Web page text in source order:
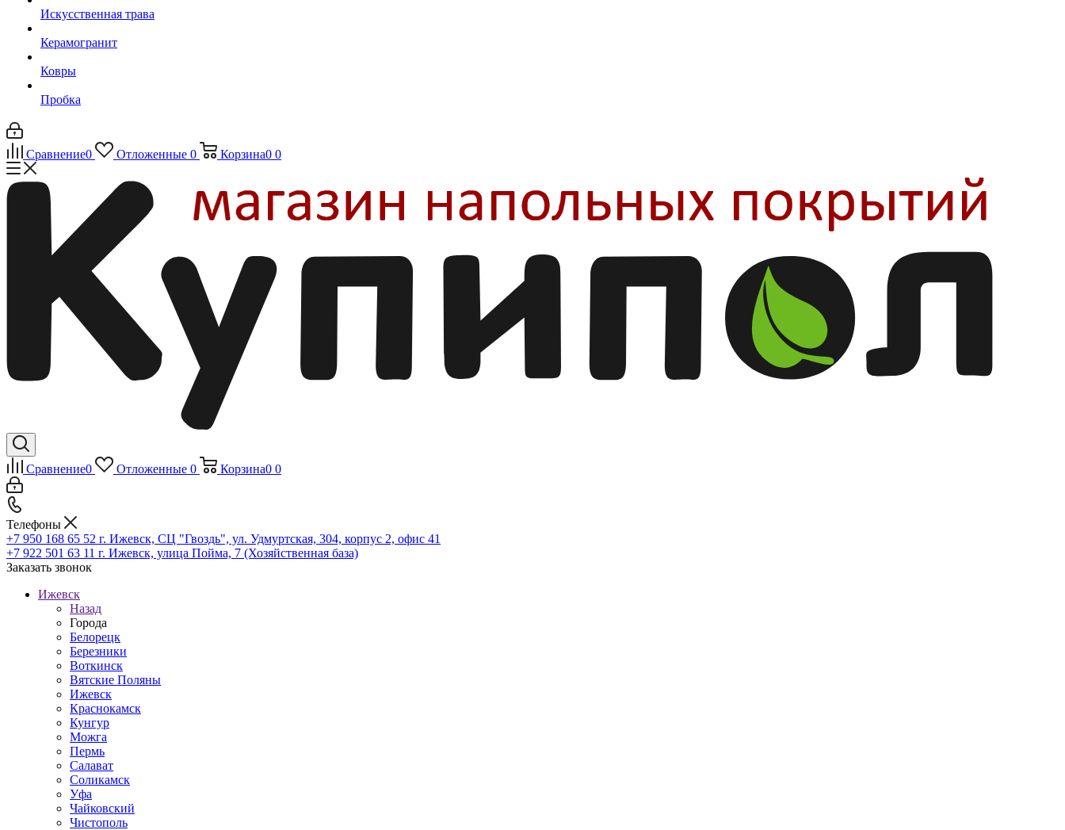
Искусственная трава
Керамогранит
Ковры
Пробка
Сравнение0 Отложенные 0 Корзина0 0
Сравнение0 Отложенные 0 Корзина0 0
Телефоны
+7 950 168 65 52 г. Ижевск, СЦ "Гвоздь", ул. Удмуртская, 304, корпус 2, офис 41
+7 922 501 63 11 г. Ижевск, улица Пойма, 7 (Хозяйственная база)
Заказать звонок
Ижевск
Назад
Города
Белорецк
Березники
Воткинск
Вятские Поляны
Ижевск
Краснокамск
Кунгур
Можга
Пермь
Салават
Соликамск
Уфа
Чайковский
Чистополь